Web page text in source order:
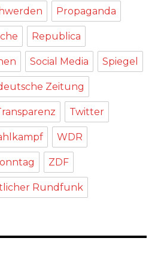
Propaganda
Republica
Social Media Spiegel
Zeitung
Twitter
WDR
ZDF
Rundfunk